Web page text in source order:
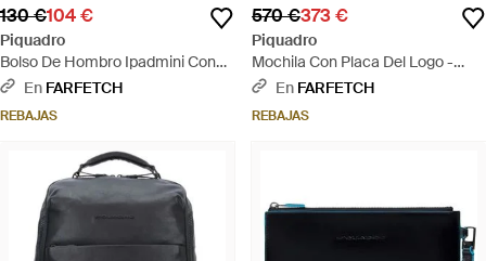
130 €104 €
Piquadro
Bolso De Hombro Ipadmini Con
Placa Del Logo - Neutro
En FARFETCH
REBAJAS
570 €373 €
Piquadro
Mochila Con Placa Del Logo -
Negro
En FARFETCH
REBAJAS